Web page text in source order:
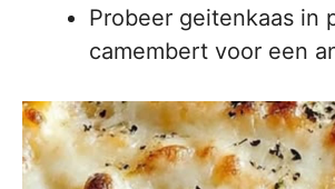
Probeer geitenkaas in
camembert voor een